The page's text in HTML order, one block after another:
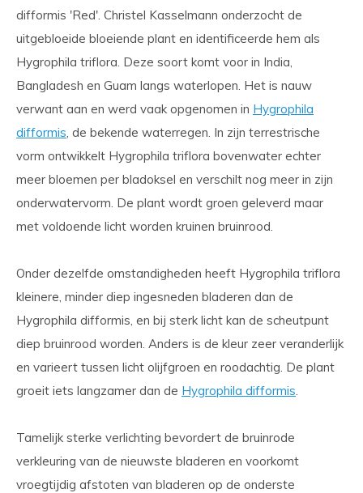
difformis 'Red'. Christel Kasselmann onderzocht de
uitgebloeide bloeiende plant en identificeerde hem als
Hygrophila triflora. Deze soort komt voor in India,
Bangladesh en Guam langs waterlopen. Het is nauw
verwant aan en werd vaak opgenomen in Hygrophila
difformis, de bekende waterregen. In zijn terrestrische
vorm ontwikkelt Hygrophila triflora bovenwater echter
meer bloemen per bladoksel en verschilt nog meer in zijn
onderwatervorm. De plant wordt groen geleverd maar
met voldoende licht worden kruinen bruinrood.
Onder dezelfde omstandigheden heeft Hygrophila triflora
kleinere, minder diep ingesneden bladeren dan de
Hygrophila difformis, en bij sterk licht kan de scheutpunt
diep bruinrood worden. Anders is de kleur zeer veranderlijk
en varieert tussen licht olijfgroen en roodachtig. De plant
groeit iets langzamer dan de Hygrophila difformis.
Tamelijk sterke verlichting bevordert de bruinrode
verkleuring van de nieuwste bladeren en voorkomt
vroegtijdig afstoten van bladeren op de onderste